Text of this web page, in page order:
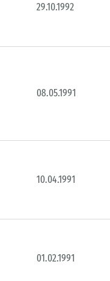
29.10.1992
08.05.1991
10.04.1991
01.02.1991